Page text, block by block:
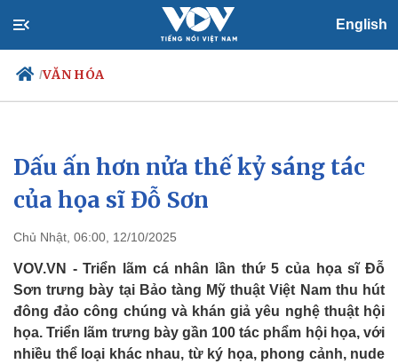
English
/VĂN HÓA
Chính trị
Đảng
Tổ chức nhân sự
Nhận diện sự thật
Xã hội
Việc làm
Biển đảo
Dấu ấn hơn nửa thế kỷ sáng tác
của họa sĩ Đỗ Sơn
Chủ Nhật, 06:00, 12/10/2025
VOV.VN - Triển lãm cá nhân lần thứ 5 của họa sĩ Đỗ
Sơn trưng bày tại Bảo tàng Mỹ thuật Việt Nam thu hút
đông đảo công chúng và khán giả yêu nghệ thuật hội
họa. Triển lãm trưng bày gần 100 tác phẩm hội họa, với
nhiều thể loại khác nhau, từ ký họa, phong cảnh, nude